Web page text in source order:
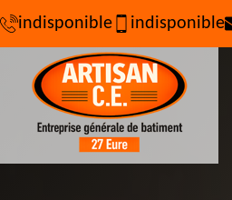
indisponible indisponible